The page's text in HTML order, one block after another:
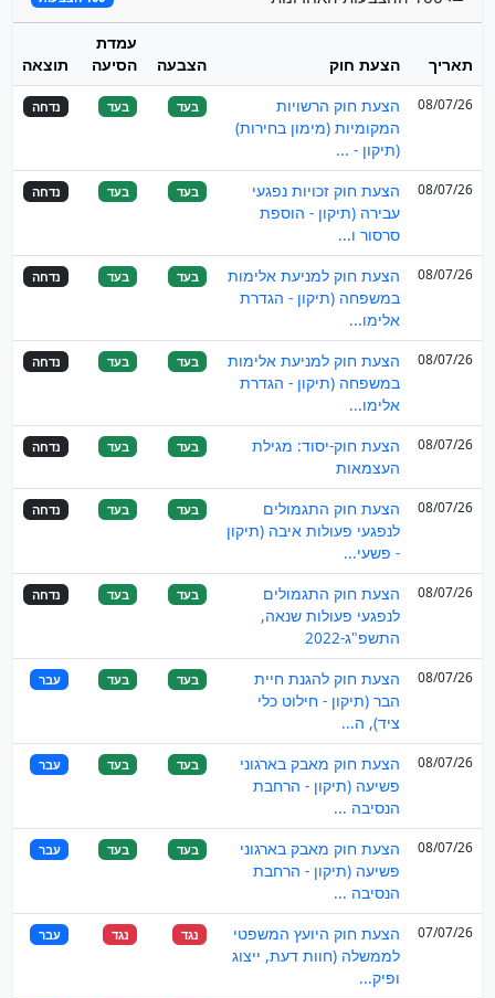
תאריך הצעת חוק הצבעה
עמדת
הסיעה
תוצאה
08/07/26
הצעת חוק הרשויות
המקומיות (מימון בחירות)
(תיקון - ...
בעד בעד נדחה
08/07/26
הצעת חוק זכויות נפגעי
עבירה (תיקון - הוספת
סרסור ו...
בעד בעד נדחה
08/07/26
הצעת חוק למניעת אלימות
במשפחה (תיקון - הגדרת
אלימו...
בעד בעד נדחה
08/07/26
הצעת חוק למניעת אלימות
במשפחה (תיקון - הגדרת
אלימו...
בעד בעד נדחה
08/07/26
הצעת חוק-יסוד: מגילת
העצמאות
בעד בעד נדחה
08/07/26
הצעת חוק התגמולים
לנפגעי פעולות איבה (תיקון
- פשעי...
בעד בעד נדחה
08/07/26
הצעת חוק התגמולים
לנפגעי פעולות שנאה,
התשפ"ג-2022
בעד בעד נדחה
08/07/26
הצעת חוק להגנת חיית
הבר (תיקון - חילוט כלי
ציד), ה...
בעד בעד עבר
08/07/26
הצעת חוק מאבק בארגוני
פשיעה (תיקון - הרחבת
הנסיבה ...
בעד בעד עבר
08/07/26
הצעת חוק מאבק בארגוני
פשיעה (תיקון - הרחבת
הנסיבה ...
בעד בעד עבר
07/07/26
הצעת חוק היועץ המשפטי
לממשלה (חוות דעת, ייצוג
ופיק...
נגד נגד עבר